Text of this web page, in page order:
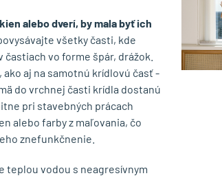
alebo dverí, by mala byť ich
všetky časti, kde
vo forme špár, drážok.
aj na samotnú krídlovú časť -
do vrchnej časti krídla dostanú
pri stavebných prácach
alebo farby z maľovania, čo
znefunkčnenie.
teplou vodou s neagresívnym